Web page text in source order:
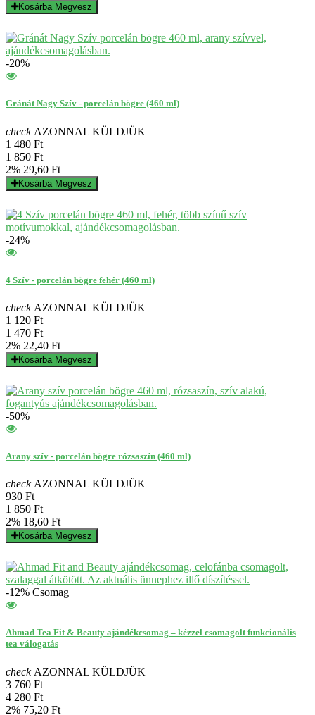
Kosárba Megvesz
-20%
Gránát Nagy Szív - porcelán bögre (460 ml)
checkAZONNAL KÜLDJÜK
1 480 Ft
1 850 Ft
2% 29,60 Ft
Kosárba Megvesz
-24%
4 Szív - porcelán bögre fehér (460 ml)
checkAZONNAL KÜLDJÜK
1 120 Ft
1 470 Ft
2% 22,40 Ft
Kosárba Megvesz
-50%
Arany szív - porcelán bögre rózsaszín (460 ml)
checkAZONNAL KÜLDJÜK
930 Ft
1 850 Ft
2% 18,60 Ft
Kosárba Megvesz
-12% Csomag
Ahmad Tea Fit & Beauty ajándékcsomag – kézzel csomagolt funkcionális
tea válogatás
checkAZONNAL KÜLDJÜK
3 760 Ft
4 280 Ft
2% 75,20 Ft